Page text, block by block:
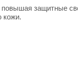
защитные
кожи.